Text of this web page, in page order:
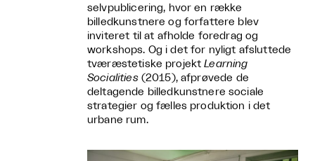
selvpublicering, hvor en række
billedkunstnere og forfattere blev
inviteret til at afholde foredrag og
workshops. Og i det for nyligt afsluttede
tværæstetiske projektLearning
Socialities(2015), afprøvede de
deltagende billedkunstnere sociale
strategier og fælles produktion i det
urbane rum.